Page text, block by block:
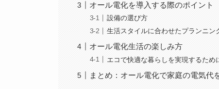
オール電化を導入する際のポイント
設備の選び方
生活スタイルに合わせたプランニン
オール電化生活の楽しみ方
エコで快適な暮らしを実現するため
まとめ：オール電化で家庭の電気代